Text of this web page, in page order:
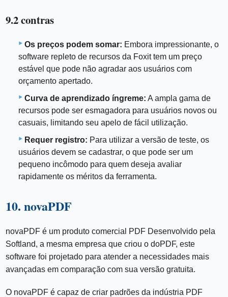
9.2 contras
Os preços podem somar: Embora impressionante, o
software repleto de recursos da Foxit tem um preço
estável que pode não agradar aos usuários com
orçamento apertado.
Curva de aprendizado íngreme: A ampla gama de
recursos pode ser esmagadora para usuários novos ou
casuais, limitando seu apelo de fácil utilização.
Requer registro: Para utilizar a versão de teste, os
usuários devem se cadastrar, o que pode ser um
pequeno incômodo para quem deseja avaliar
rapidamente os méritos da ferramenta.
10. novaPDF
novaPDF é um produto comercial PDF Desenvolvido pela
Softland, a mesma empresa que criou o doPDF, este
software foi projetado para atender a necessidades mais
avançadas em comparação com sua versão gratuita.
O novaPDF é capaz de criar padrões da indústria PDF